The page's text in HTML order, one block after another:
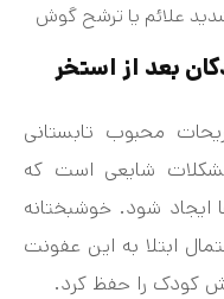
علائم یا ترشح گوش
بعد از استخر
محبوب تابستانی
شایعی است که
شود. خوشبختانه
ابتلا به این عفونت
کودک را حفظ کرد.